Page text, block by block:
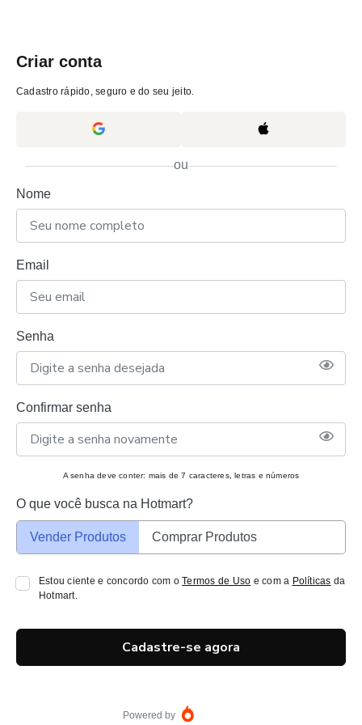
Criar conta
Cadastro rápido, seguro e do seu jeito.
ou
Nome
Email
Senha
Confirmar senha
A senha deve conter: mais de 7 caracteres, letras e números
O que você busca na Hotmart?
Vender Produtos Comprar Produtos
Estou ciente e concordo com oTermos de Uso e com a Políticas da
Hotmart.
Cadastre-se agora
Powered by